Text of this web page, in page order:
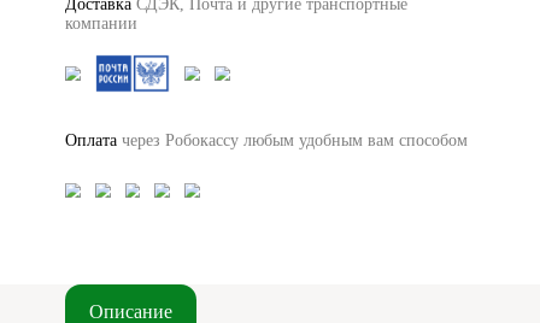
Доставка СДЭК, Почта и другие транспортные
компании
Оплата через Робокассу любым удобным вам способом
Описание